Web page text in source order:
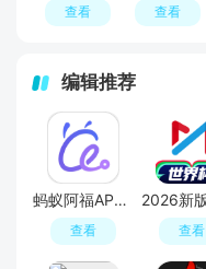
查看 查看
编辑推荐
蚂蚁阿福APP官方正版最新版本
查看 查看